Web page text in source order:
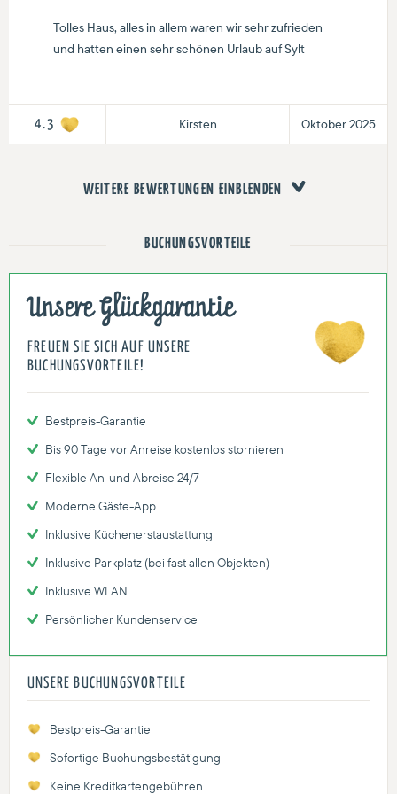
Tolles Haus, alles in allem waren wir sehr zufrieden
und hatten einen sehr schönen Urlaub auf Sylt
4.3 Kirsten Oktober 2025
WEITERE BEWERTUNGEN EINBLENDEN
BUCHUNGSVORTEILE
Unsere Glückgarantie
FREUEN SIE SICH AUF UNSERE
BUCHUNGSVORTEILE!
Bestpreis-Garantie
Bis 90 Tage vor Anreise kostenlos stornieren
Flexible An-und Abreise 24/7
Moderne Gäste-App
Inklusive Küchenerstaustattung
Inklusive Parkplatz (bei fast allen Objekten)
Inklusive WLAN
Persönlicher Kundenservice
UNSERE BUCHUNGSVORTEILE
Bestpreis-Garantie
Sofortige Buchungsbestätigung
Keine Kreditkartengebühren